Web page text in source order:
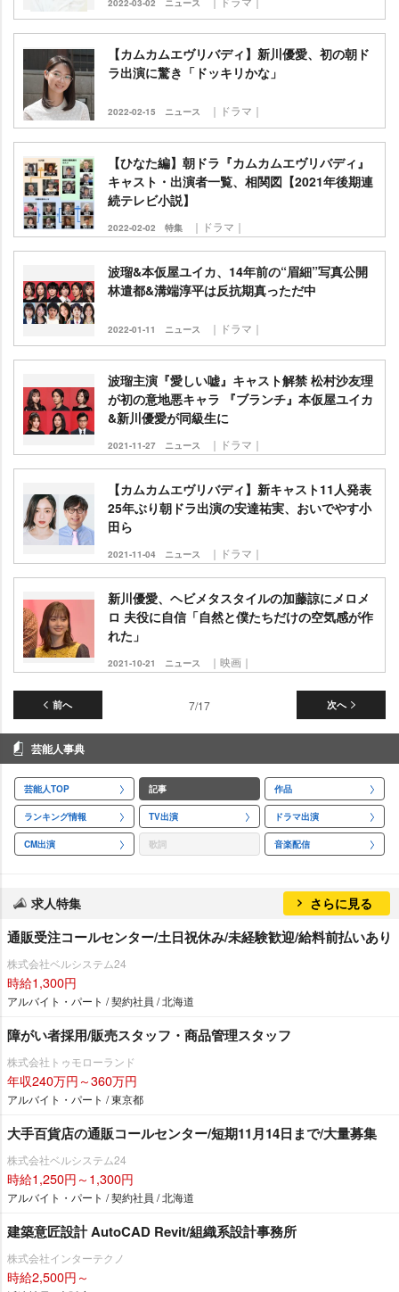
2022-03-02 ニュース
【カムカムエヴリバディ】新川優愛、初の朝ド
ラ出演に驚き「ドッキリかな」
2022-02-15 ニュース ｜ドラマ｜
【ひなた編】朝ドラ『カムカムエヴリバディ』
キャスト・出演者一覧、相関図【2021年後期連
続テレビ小説】
2022-02-02 特集 ｜ドラマ｜
波瑠&本仮屋ユイカ、14年前の“眉細”写真公開
林遣都&溝端淳平は反抗期真っただ中
2022-01-11 ニュース ｜ドラマ｜
波瑠主演『愛しい嘘』キャスト解禁 松村沙友理
が初の意地悪キャラ 『ブランチ』本仮屋ユイカ
&新川優愛が同級生に
2021-11-27 ニュース ｜ドラマ｜
【カムカムエヴリバディ】新キャスト11人発表
25年ぶり朝ドラ出演の安達祐実、おいでやす小
田ら
2021-11-04 ニュース ｜ドラマ｜
新川優愛、ヘビメタスタイルの加藤諒にメロメ
ロ 夫役に自信「自然と僕たちだけの空気感が作
れた」
2021-10-21 ニュース ｜映画｜
前へ 次へ
7/17
芸能人事典
芸能人TOP 記事 作品
ランキング情報 TV出演 ドラマ出演
CM出演 歌詞 音楽配信
求人特集 さらに見る
通販受注コールセンター/土日祝休み/未経験歓迎/給料前払いあり
株式会社ベルシステム24
時給1,300円
アルバイト・パート / 契約社員 / 北海道
障がい者採用/販売スタッフ・商品管理スタッフ
株式会社トゥモローランド
年収240万円～360万円
アルバイト・パート / 東京都
大手百貨店の通販コールセンター/短期11月14日まで/大量募集
株式会社ベルシステム24
時給1,250円～1,300円
アルバイト・パート / 契約社員 / 北海道
建築意匠設計 AutoCAD Revit/組織系設計事務所
株式会社インターテクノ
時給2,500円～